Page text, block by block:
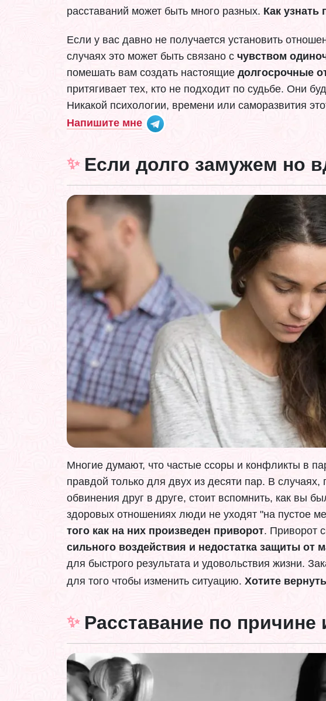
расставаний может быть много разных. Как узнать
Если у вас давно не получается установить
случаях это может быть связано с чувством
помешать вам создать настоящие долгосрочные
притягивает тех, кто не подходит по судьбе. Они
Никакой психологии, времени или саморазвития
Напишите мне
Если долго замужем но
Многие думают, что частые ссоры и конфликты в
правдой только для двух из десяти пар. В
обвинения друг в друге, стоит вспомнить, как вы
здоровых отношениях люди не уходят "на пустое
того как на них произведен приворот. Приворот
сильного воздействия и недостатка защиты от
для быстрого результата и удовольствия жизни.
для того чтобы изменить ситуацию. Хотите
Расставание по причине